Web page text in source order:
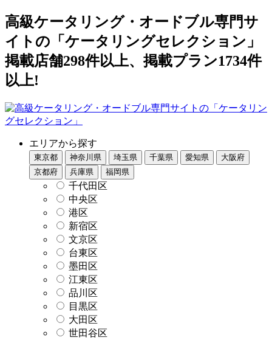
高級ケータリング・オードブル専門サ
イトの「ケータリングセレクション」
掲載店舗298件以上、掲載プラン1734件
以上!
エリアから探す
東京都 神奈川県 埼玉県 千葉県 愛知県
大阪府
京都府
兵庫県 福岡県
千代田区
中央区
港区
新宿区
文京区
台東区
墨田区
江東区
品川区
目黒区
大田区
世田谷区